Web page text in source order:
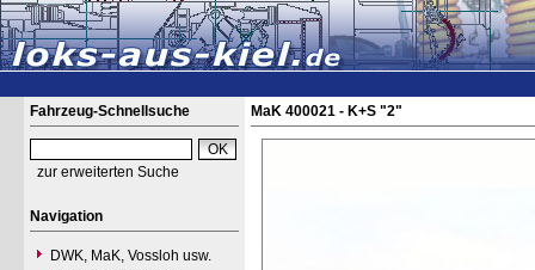
Fahrzeug-Schnellsuche
zur erweiterten Suche
Navigation
DWK, MaK, Vossloh usw.
MaK 400021 - K+S "2"